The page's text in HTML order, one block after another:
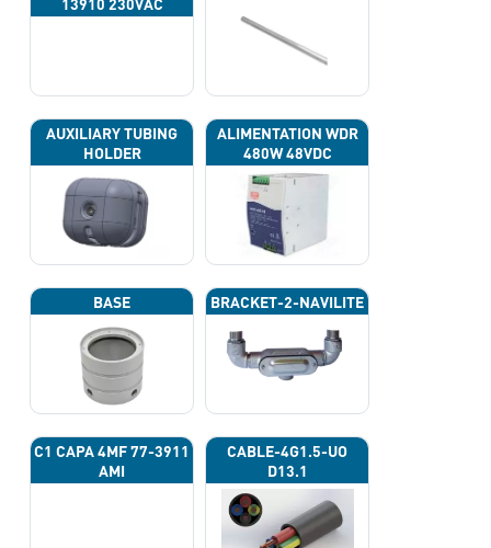
AUXILIARY TUBING
HOLDER
ALIMENTATION WDR
480W 48VDC
BASE BRACKET-2-NAVILITE
C1 CAPA 4ΜF 77-3911
AMI
CABLE-4G1.5-UO
D13.1